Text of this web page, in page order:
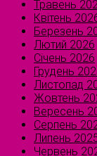
Травень
Квітень
Березень
Лютий 2026
Січень 2026
Грудень
Листопад
Жовтень
Вересень
Серпень
Липень
Червень